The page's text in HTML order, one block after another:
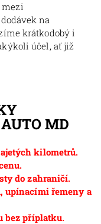
mezi
na
krátkodobý i
účel, ať již
MD
kilometrů.
do zahraničí.
upínacími řemeny a
bez příplatku.